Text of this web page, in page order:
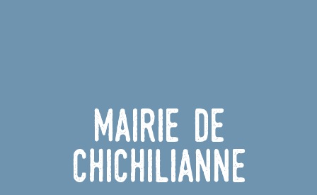
Mairie de
Chichilianne